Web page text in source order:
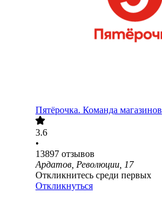
Пятёрочка. Команда магазинов
3.6
•
13897 отзывов
Ардатов, Революции, 17
Откликнитесь среди первых
Откликнуться